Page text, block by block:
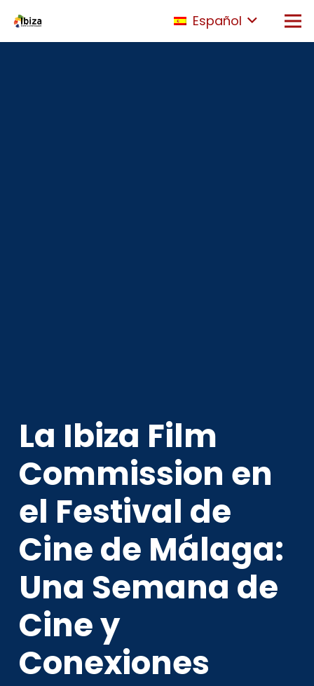
Español
La Ibiza Film
Commission en
el Festival de
Cine de Málaga:
Una Semana de
Cine y
Conexiones